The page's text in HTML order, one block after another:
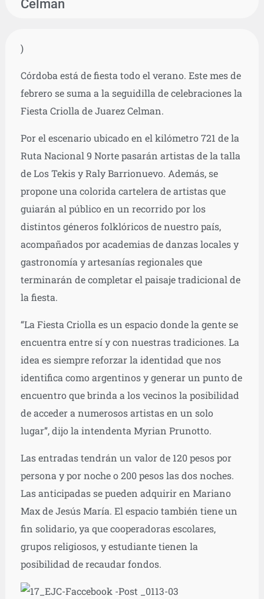
Celman
)
Córdoba está de fiesta todo el verano. Este mes de
febrero se suma a la seguidilla de celebraciones la
Fiesta Criolla de Juarez Celman.
Por el escenario ubicado en el kilómetro 721 de la
Ruta Nacional 9 Norte pasarán artistas de la talla
de Los Tekis y Raly Barrionuevo. Además, se
propone una colorida cartelera de artistas que
guiarán al público en un recorrido por los
distintos géneros folklóricos de nuestro país,
acompañados por academias de danzas locales y
gastronomía y artesanías regionales que
terminarán de completar el paisaje tradicional de
la fiesta.
“La Fiesta Criolla es un espacio donde la gente se
encuentra entre sí y con nuestras tradiciones. La
idea es siempre reforzar la identidad que nos
identifica como argentinos y generar un punto de
encuentro que brinda a los vecinos la posibilidad
de acceder a numerosos artistas en un solo
lugar”, dijo la intendenta Myrian Prunotto.
Las entradas tendrán un valor de 120 pesos por
persona y por noche o 200 pesos las dos noches.
Las anticipadas se pueden adquirir en Mariano
Max de Jesús María. El espacio también tiene un
fin solidario, ya que cooperadoras escolares,
grupos religiosos, y estudiante tienen la
posibilidad de recaudar fondos.